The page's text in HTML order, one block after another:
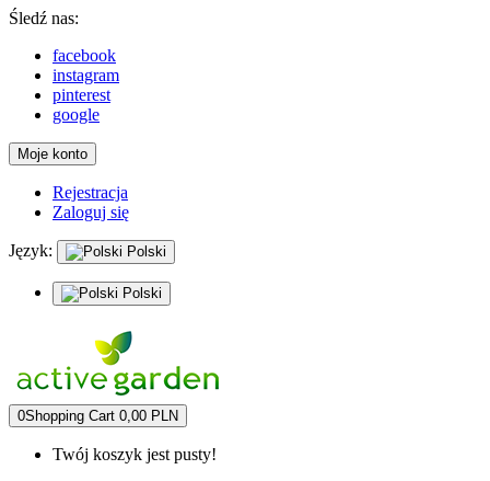
Śledź nas:
facebook
instagram
pinterest
google
Moje konto
Rejestracja
Zaloguj się
Język: Polski
Polski
0Shopping Cart 0,00 PLN
Twój koszyk jest pusty!